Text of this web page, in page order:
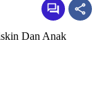
Dan Anak